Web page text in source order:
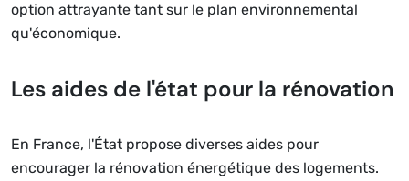
option attrayante tant sur le plan environnemental
qu'économique.
Les aides de l'état pour la rénovation
En France, l'État propose diverses aides pour
encourager la rénovation énergétique des logements.